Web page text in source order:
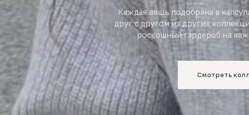
Каждая вещь подобрана в
друг с другом из других
роскошный гардероб на
Смотреть